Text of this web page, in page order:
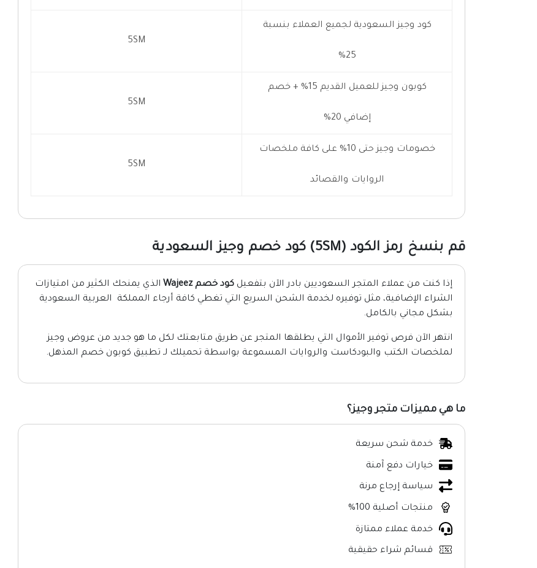
كود وجيز السعودية لجميع العملاء بنسبة
25%
5SM
كوبون وجيز للعميل القديم 15% + خصم
إضافي 20%
5SM
خصومات وجيز حتى 10% على كافة ملخصات
الروايات والقصائد
5SM
قم بنسخ رمز الكود (5SM) كود خصم وجيز السعودية
إذا كنت من عملاء المتجر السعوديين بادر الآن بتفعيل كود خصم Wajeez
الذي يمنحك الكثير من امتيازات
الشراء الإضافية، مثل توفيره لخدمة الشحن السريع التي تغطي كافة أرجاء المملكة العربية السعودية
بشكل مجاني بالكامل.
انتهر الآن فرص توفير الأموال التي يطلقها المتجر عن طريق متابعتك لكل ما هو جديد من عروض وجيز
لملخصات الكتب والبودكاست والروايات المسموعة بواسطة تحميلك لـ تطبيق كوبون خصم المذهل.
ما هي مميزات متجر وجيز؟
خدمة شحن سريعة
خيارات دفع آمنة
سياسة إرجاع مرنة
منتجات أصلية 100%
خدمة عملاء ممتازة
قسائم شراء حقيقية